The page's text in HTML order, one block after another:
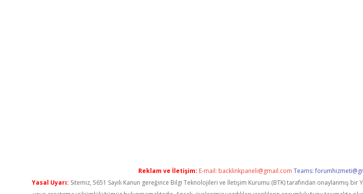
Reklam ve İletişim: E-mail: backlinkpaneli@gmail.com Teams:
Yasal Uyarı: Sitemiz, 5651 Sayılı Kanun gereğince Bilgi Teknolojileri ve İletişim Kurumu (BTK) tarafından onaylanmış